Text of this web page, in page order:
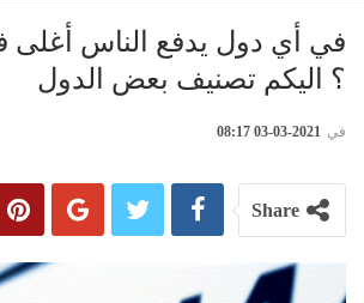
في أي دول يدفع الناس أغلى
؟ اليكم تصنيف بعض الدول
في 2021-03-03 08:17
Share